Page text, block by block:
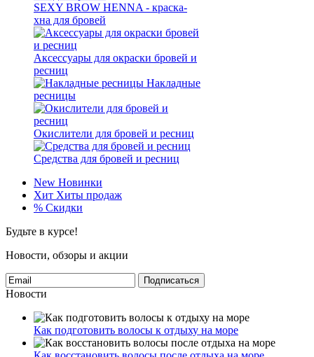
SEXY BROW HENNA - краска-
хна для бровей
Аксессуары для окраски бровей и
ресниц
Накладные
ресницы
Окислители для бровей и ресниц
Средства для бровей и ресниц
New Новинки
Хит Хиты продаж
% Скидки
Будьте в курсе!
Новости, обзоры и акции
Подписаться
Новости
Как подготовить волосы к отдыху на море